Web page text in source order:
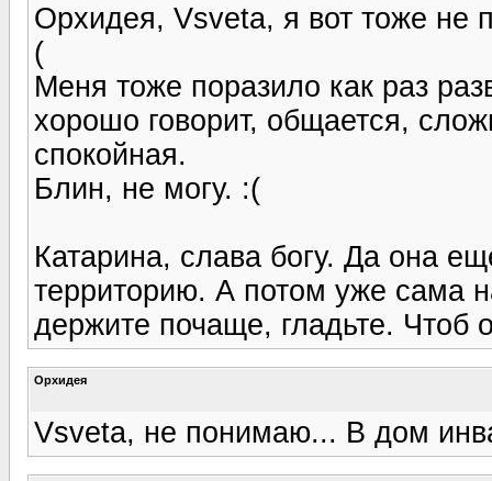
Орхидея, Vsveta, я вот тоже не
(
Меня тоже поразило как раз
хорошо говорит, общается,
спокойная.
Блин, не могу. :(
Катарина, слава богу. Да она
территорию. А потом уже сама
держите почаще, гладьте. Чтоб
Орхидея
Vsveta, не понимаю... В дом